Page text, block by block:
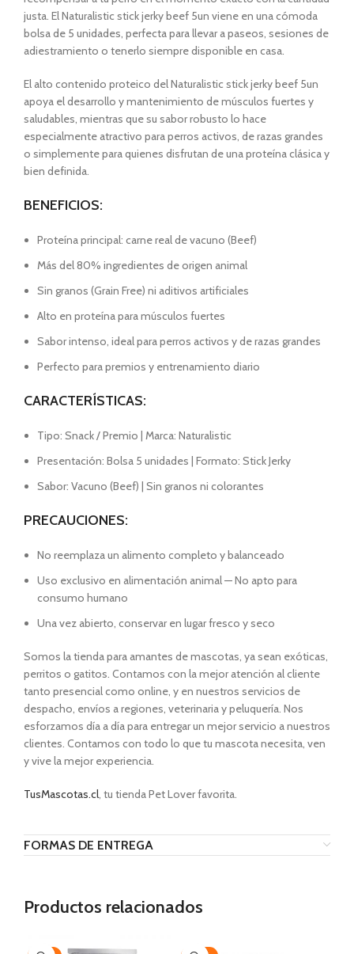
justa. El Naturalistic stick jerky beef 5un viene en una cómoda
bolsa de 5 unidades, perfecta para llevar a paseos, sesiones de
adiestramiento o tenerlo siempre disponible en casa.
El alto contenido proteico del Naturalistic stick jerky beef 5un
apoya el desarrollo y mantenimiento de músculos fuertes y
saludables, mientras que su sabor robusto lo hace
especialmente atractivo para perros activos, de razas grandes
o simplemente para quienes disfrutan de una proteína clásica y
bien definida.
BENEFICIOS:
Proteína principal: carne real de vacuno (Beef)
Más del 80% ingredientes de origen animal
Sin granos (Grain Free) ni aditivos artificiales
Alto en proteína para músculos fuertes
Sabor intenso, ideal para perros activos y de razas grandes
Perfecto para premios y entrenamiento diario
CARACTERÍSTICAS:
Tipo: Snack / Premio | Marca: Naturalistic
Presentación: Bolsa 5 unidades | Formato: Stick Jerky
Sabor: Vacuno (Beef) | Sin granos ni colorantes
PRECAUCIONES:
No reemplaza un alimento completo y balanceado
Uso exclusivo en alimentación animal — No apto para
consumo humano
Una vez abierto, conservar en lugar fresco y seco
Somos la tienda para amantes de mascotas, ya sean exóticas,
perritos o gatitos. Contamos con la mejor atención al cliente
tanto presencial como online, y en nuestros servicios de
despacho, envíos a regiones, veterinaria y peluquería. Nos
esforzamos día a día para entregar un mejor servicio a nuestros
clientes. Contamos con todo lo que tu mascota necesita, ven
y vive la mejor experiencia.
TusMascotas.cl, tu tienda Pet Lover favorita.
FORMAS DE ENTREGA
Productos relacionados